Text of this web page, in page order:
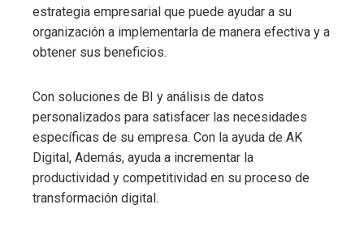
estrategia empresarial que puede ayudar a su
organización a implementarla de manera efectiva y a
obtener sus beneficios.
Con soluciones de BI y análisis de datos
personalizados para satisfacer las necesidades
específicas de su empresa. Con la ayuda de AK
Digital, Además, ayuda a incrementar la
productividad y competitividad en su proceso de
transformación digital.